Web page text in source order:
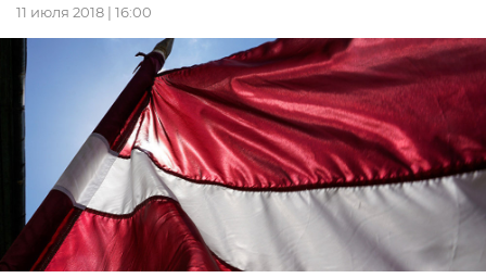
11 июля 2018 | 16:00